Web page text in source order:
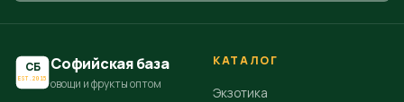
СБ
EST.2015
Софийская база
овощи и фрукты оптом
КАТАЛОГ
Экзотика